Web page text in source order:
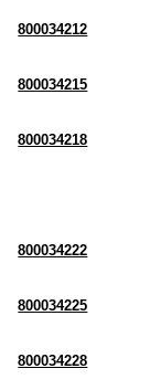
800034212
800034215
800034218
800034222
800034225
800034228